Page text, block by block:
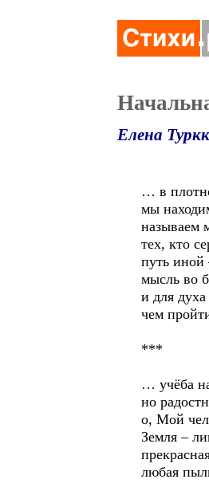
Елена
… в
мы
называем
тех, кто
путь иной
мысль во
и для
чем
***
… учёба
но
о, Мой
Земля –
любая